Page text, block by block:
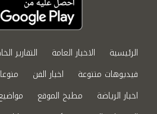
الرئيسية الاخبار العامة التقارير
فيديوهات متنوعة
اخبار الفن
اخبار الرياضة
مطبخ الموقع